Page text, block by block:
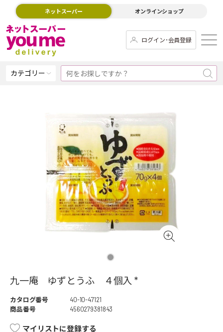
ネットスーパー オンラインショップ
ログイン･会員登録
カテゴリー
九一庵 ゆずとうふ ４個入 *
カタログ番号
40-10-47121
商品番号
4560279381843
マイリストに登録する